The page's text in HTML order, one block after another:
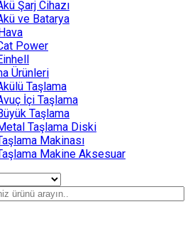
Şarj Cihazı
ve Batarya
Power
Ürünleri
Taşlama
İçi Taşlama
Taşlama
Taşlama Diski
Makinası
Makine Aksesuar